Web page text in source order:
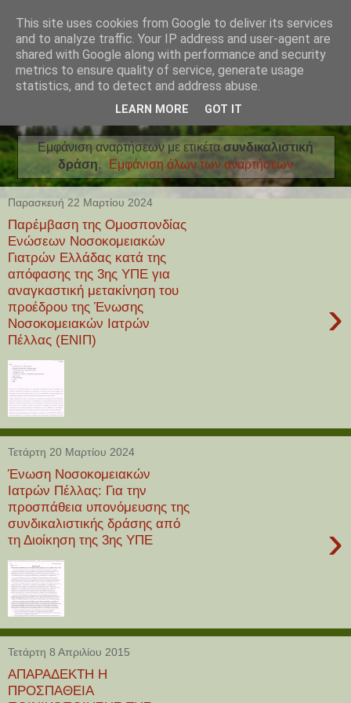
Εμφάνιση αναρτήσεων με ετικέτασυνδικαλιστική
δράση. Εμφάνιση όλων των αναρτήσεων
Παρασκευή 22 Μαρτίου 2024
Παρέμβαση της Ομοσπονδίας
Ενώσεων Νοσοκομειακών
Γιατρών Ελλάδας κατά της
απόφασης της 3ης ΥΠΕ για
αναγκαστική μετακίνηση του
προέδρου της Ένωσης
Νοσοκομειακών Ιατρών
Πέλλας (ΕΝΙΠ)
›
Τετάρτη 20 Μαρτίου 2024
Ένωση Νοσοκομειακών
Ιατρών Πέλλας: Για την
προσπάθεια υπονόμευσης της
συνδικαλιστικής δράσης από
τη Διοίκηση της 3ης ΥΠΕ
›
Τετάρτη 8 Απριλίου 2015
ΑΠΑΡΑΔΕΚΤΗ Η
ΠΡΟΣΠΑΘΕΙΑ
This site uses cookies from Google to deliver its services
and to analyze traffic. Your IP address and user-agent are
shared with Google along with performance and security
metrics to ensure quality of service, generate usage
statistics, and to detect and address abuse.
LEARN MORE GOT IT